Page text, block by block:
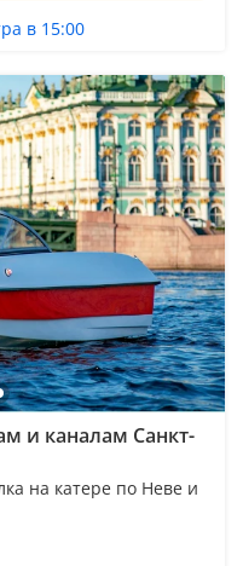
в 15:00
и каналам Санкт-
на катере по Неве и